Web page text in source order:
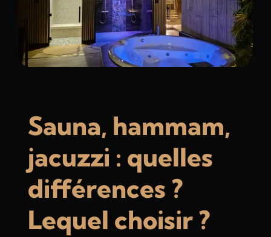
Sauna, hammam,
jacuzzi : quelles
différences ?
Lequel choisir ?